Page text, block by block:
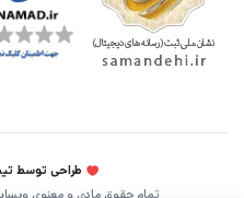
طراحی توسط